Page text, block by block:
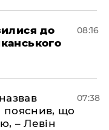
до
08:16
пояснив, що
– Левін
07:38